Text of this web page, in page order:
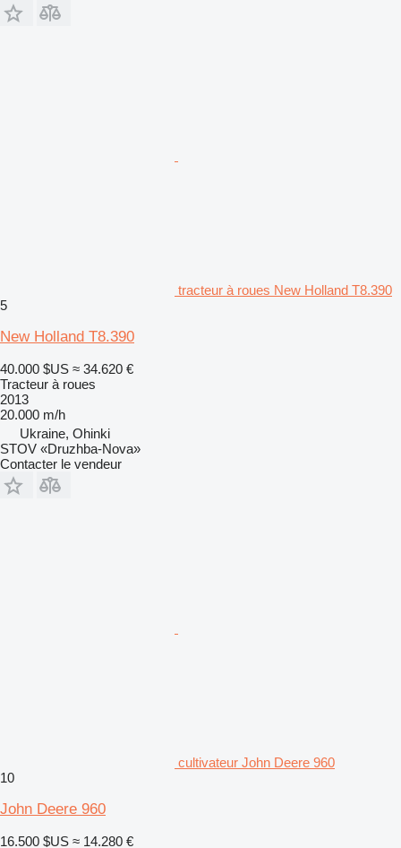
tracteur à roues New Holland T8.390
5
New Holland T8.390
40.000 $US ≈ 34.620 €
Tracteur à roues
2013
20.000 m/h
Ukraine, Ohinki
STOV «Druzhba-Nova»
Contacter le vendeur
cultivateur John Deere 960
10
John Deere 960
16.500 $US ≈ 14.280 €